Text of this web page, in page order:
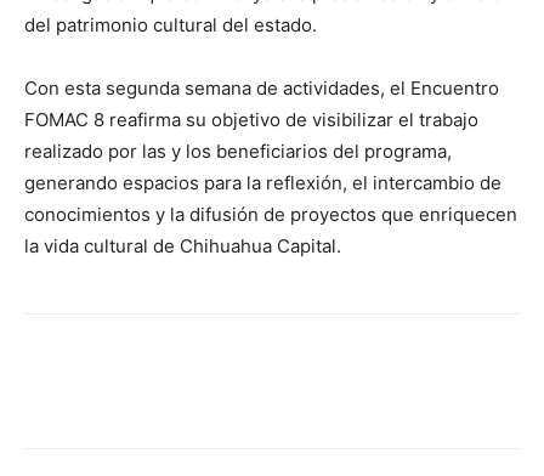
del patrimonio cultural del estado.
Con esta segunda semana de actividades, el Encuentro
FOMAC 8 reafirma su objetivo de visibilizar el trabajo
realizado por las y los beneficiarios del programa,
generando espacios para la reflexión, el intercambio de
conocimientos y la difusión de proyectos que enriquecen
la vida cultural de Chihuahua Capital.